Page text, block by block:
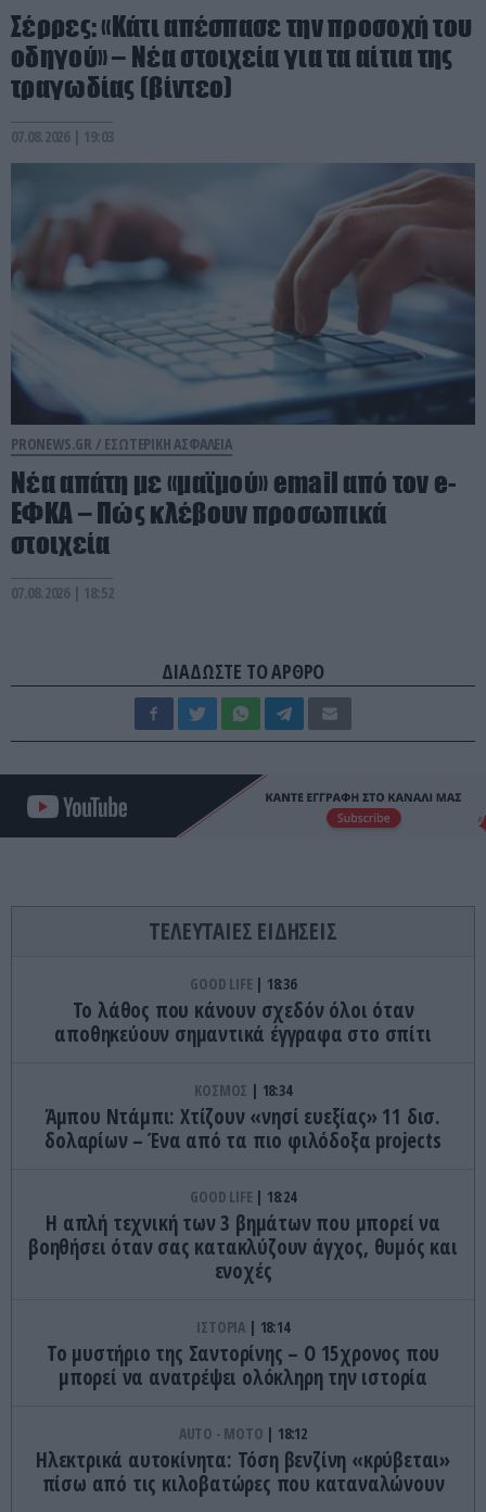
Σέρρες: «Κάτι απέσπασε την προσοχή του
οδηγού» – Νέα στοιχεία για τα αίτια της
τραγωδίας (βίντεο)
07.08.2026 | 19:03
PRONEWS.GR / ΕΣΩΤΕΡΙΚΗ ΑΣΦΑΛΕΙΑ
Νέα απάτη με «μαϊμού» email από τον e-
ΕΦΚΑ – Πώς κλέβουν προσωπικά
στοιχεία
07.08.2026 | 18:52
ΔΙΑΔΩΣΤΕ ΤΟ ΑΡΘΡΟ
ΤΕΛΕΥΤΑΙΕΣ ΕΙΔΗΣΕΙΣ
GOOD LIFE 18:36
Το λάθος που κάνουν σχεδόν όλοι όταν
αποθηκεύουν σημαντικά έγγραφα στο σπίτι
ΚΟΣΜΟΣ 18:34
Άμπου Ντάμπι: Χτίζουν «νησί ευεξίας» 11 δισ.
δολαρίων – Ένα από τα πιο φιλόδοξα projects
GOOD LIFE 18:24
Η απλή τεχνική των 3 βημάτων που μπορεί να
βοηθήσει όταν σας κατακλύζουν άγχος, θυμός και
ενοχές
ΙΣΤΟΡΙΑ 18:14
Το μυστήριο της Σαντορίνης – Ο 15χρονος που
μπορεί να ανατρέψει ολόκληρη την ιστορία
AUTO - MOTO 18:12
Ηλεκτρικά αυτοκίνητα: Τόση βενζίνη «κρύβεται»
πίσω από τις κιλοβατώρες που καταναλώνουν